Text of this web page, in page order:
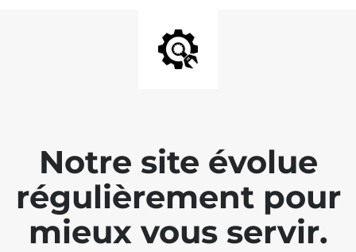
Notre site évolue
régulièrement pour
mieux vous servir.